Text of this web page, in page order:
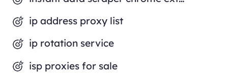
ip address proxy list
ip rotation service
isp proxies for sale